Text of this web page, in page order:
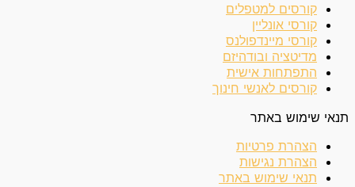
קורסים למטפלים
קורסי אונליין
קורסי מיינדפולנס
מדיטציה ובודהיזם
התפתחות אישית
קורסים לאנשי חינוך
תנאי שימוש באתר
הצהרת פרטיות
הצהרת נגישות
תנאי שימוש באתר